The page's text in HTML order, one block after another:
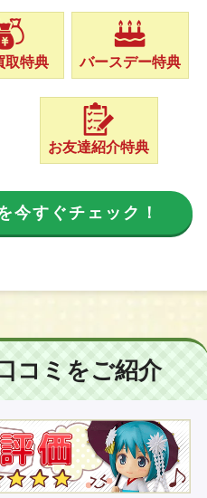
取特典 バースデー特典
お友達紹介特典
今すぐチェック！
コミをご紹介